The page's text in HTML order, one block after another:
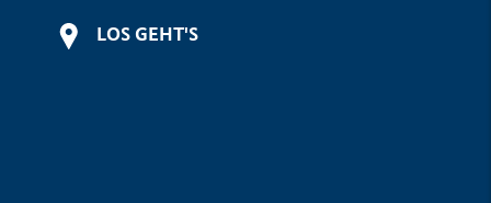
LOS GEHT'S